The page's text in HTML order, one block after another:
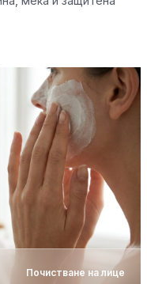
Почистване на лице